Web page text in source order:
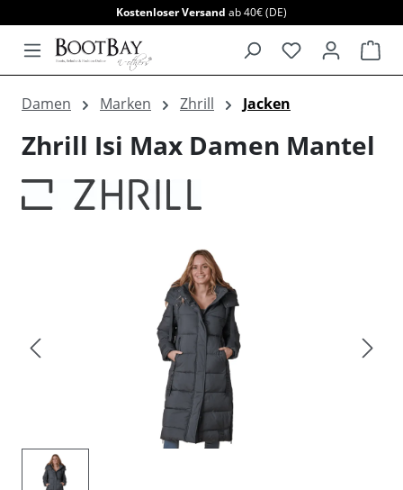
Kostenloser Versand ab 40€ (DE)
Damen Marken Zhrill Jacken
Zhrill Isi Max Damen Mantel